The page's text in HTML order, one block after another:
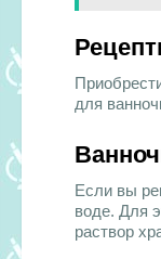
для
Если вы
воде. Для
раствор